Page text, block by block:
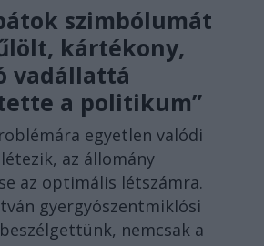
szimbólumát
kártékony,
vadállattá
a politikum”
egyetlen valódi
az állomány
az optimális létszámra.
gyergyószentmiklósi
nemcsak a